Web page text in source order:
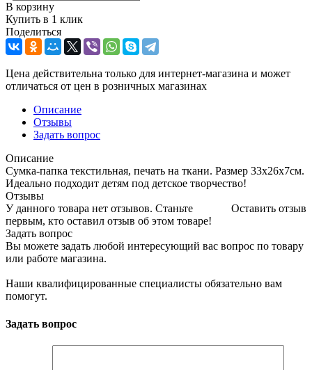
В корзину
Купить в 1 клик
Поделиться
Цена действительна только для интернет-магазина и может
отличаться от цен в розничных магазинах
Описание
Отзывы
Задать вопрос
Описание
Сумка-папка текстильная, печать на ткани. Размер 33х26х7см.
Идеально подходит детям под детское творчество!
Отзывы
Оставить отзыв
У данного товара нет отзывов. Станьте
первым, кто оставил отзыв об этом товаре!
Задать вопрос
Вы можете задать любой интересующий вас вопрос по товару
или работе магазина.
Наши квалифицированные специалисты обязательно вам
помогут.
Задать вопрос